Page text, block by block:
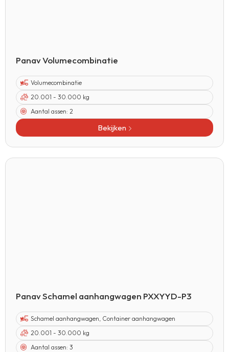
Panav Volumecombinatie
Volumecombinatie
20.001 - 30.000 kg
Aantal assen: 2
Bekijken
Panav Schamel aanhangwagen PXXYYD-P3
Schamel aanhangwagen, Container aanhangwagen
20.001 - 30.000 kg
Aantal assen: 3